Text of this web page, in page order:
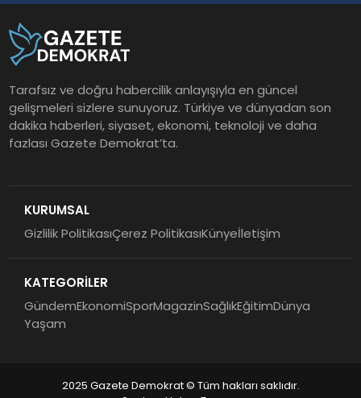
Tarafsız ve doğru habercilik anlayışıyla en güncel
gelişmeleri sizlere sunuyoruz. Türkiye ve dünyadan son
dakika haberleri, siyaset, ekonomi, teknoloji ve daha
fazlası Gazete Demokrat’ta.
KURUMSAL
Gizlilik PolitikasıÇerez PolitikasıKünyeİletişim
KATEGORİLER
GündemEkonomiSporMagazinSağlıkEğitimDünya
Yaşam
2025 Gazete Demokrat © Tüm hakları saklıdır.